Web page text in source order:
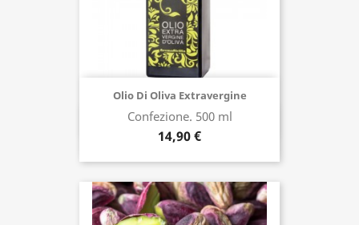
Olio Di Oliva Extravergine
Confezione. 500 ml
14,90 €
Acquista ora